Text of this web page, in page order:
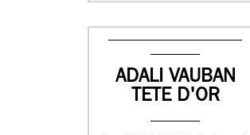
ADALI VAUBAN
TETE D'OR